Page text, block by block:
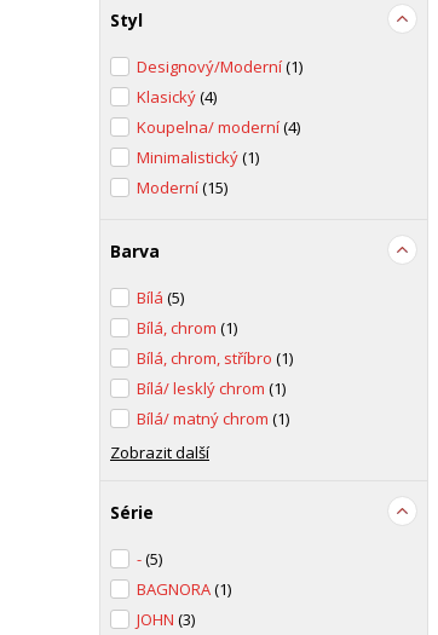
Styl
Designový/Moderní(1)
Klasický(4)
Koupelna/ moderní(4)
Minimalistický(1)
Moderní(15)
Barva
Bílá (5)
Bílá, chrom (1)
Bílá, chrom, stříbro (1)
Bílá/ lesklý chrom (1)
Bílá/ matný chrom (1)
Zobrazit další
Série
-(5)
BAGNORA(1)
JOHN (3)